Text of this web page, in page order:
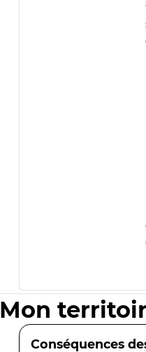
Mon
Conséquences